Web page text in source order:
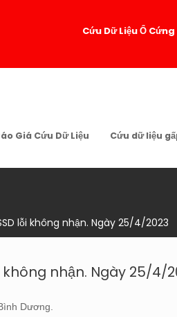
Cứu Dữ Liệu Ổ
Giá Cứu Dữ Liệu Cứu dữ liệu
lỗi không nhận. Ngày 25/4/2023
không nhận. Ngày 25/4/
Dương.